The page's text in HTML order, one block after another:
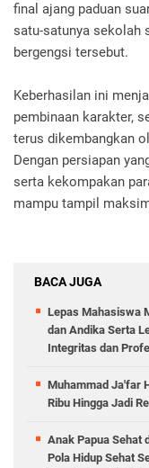
final ajang paduan
satu-satunya sekolah
bergengsi tersebut.
Keberhasilan ini
pembinaan karakter,
terus dikembangkan
Dengan persiapan
serta kekompakan
mampu tampil
BACA JUGA
Lepas Mahasiswa
dan Andika Serta
Integritas dan
Muhammad Ja'far
Ribu Hingga Jadi
Anak Papua Sehat
Pola Hidup Sehat